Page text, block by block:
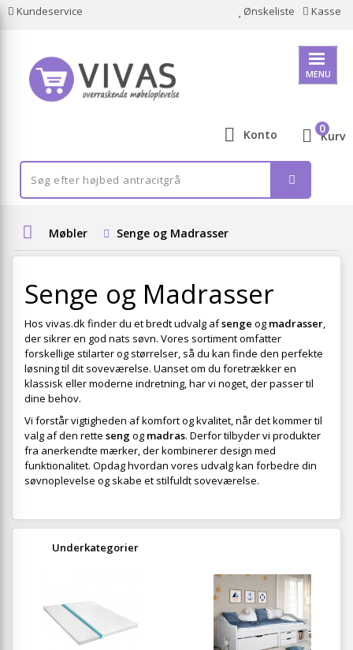
Kundeservice Ønskeliste Kasse
MENU
Konto Kurv
0
Møbler Senge og Madrasser
Senge og Madrasser
Hos vivas.dk finder du et bredt udvalg afsenge og madrasser,
der sikrer en god nats søvn. Vores sortiment omfatter
forskellige stilarter og størrelser, så du kan finde den perfekte
løsning til dit soveværelse. Uanset om du foretrækker en
klassisk eller moderne indretning, har vi noget, der passer til
dine behov.
Vi forstår vigtigheden af komfort og kvalitet, når det kommer til
valg af den rette sengog madras. Derfor tilbyder vi produkter
fra anerkendte mærker, der kombinerer design med
funktionalitet. Opdag hvordan vores udvalg kan forbedre din
søvnoplevelse og skabe et stilfuldt soveværelse.
Underkategorier